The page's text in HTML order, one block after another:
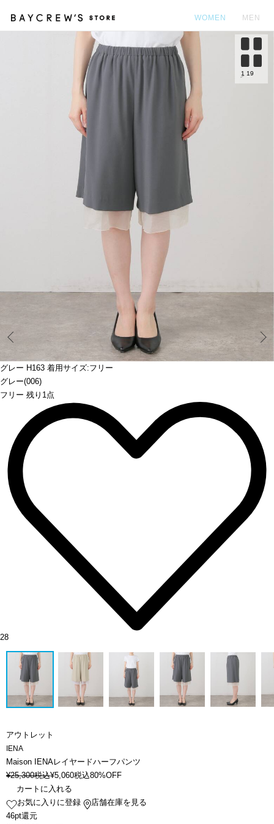
WOMEN MEN
グレー H163 着用サイズ:フリー
グレー(006)
フリー 残り1点
1 19
28
アウトレット
IENA
Maison IENAレイヤードハーフパンツ
¥25,300税込¥5,060税込80%OFF
カートに入れる
お気に入りに登録
店舗在庫を見る
46pt還元